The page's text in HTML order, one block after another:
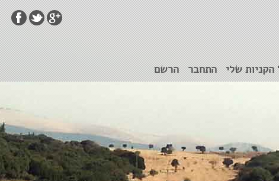
הקניות שלי התחבר הרשם